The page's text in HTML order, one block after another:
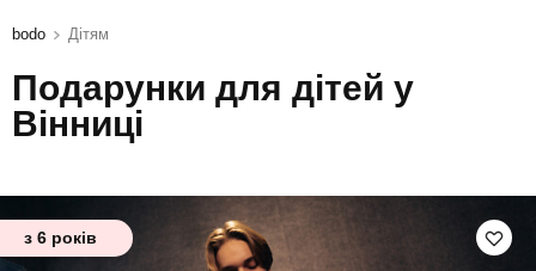
bodo Дітям
Подарунки для дітей у
Вінниці
з 6 років